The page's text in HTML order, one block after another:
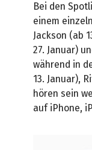
Bei den
einem
Jackson (ab
27. Januar)
während in
13. Januar),
hören sein
auf iPhone,